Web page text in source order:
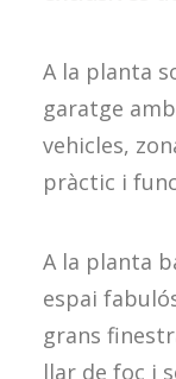
A la planta
garatge
vehicles,
pràctic i
A la planta
espai
grans
llar de foc i